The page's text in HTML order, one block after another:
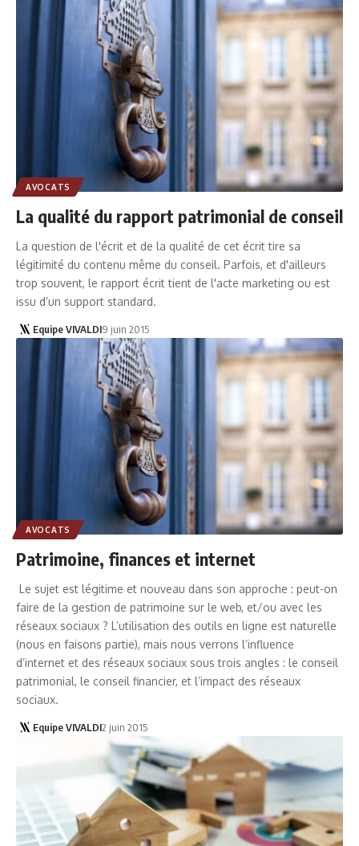
AVOCATS
La qualité du rapport patrimonial de conseil
La question de l'écrit et de la qualité de cet écrit tire sa
légitimité du contenu même du conseil. Parfois, et d'ailleurs
trop souvent, le rapport écrit tient de l'acte marketing ou est
issu d’un support standard.
Equipe VIVALDI9 juin 2015
AVOCATS
Patrimoine, finances et internet
Le sujet est légitime et nouveau dans son approche : peut-on
faire de la gestion de patrimoine sur le web, et/ou avec les
réseaux sociaux ? L’utilisation des outils en ligne est naturelle
(nous en faisons partie), mais nous verrons l’influence
d’internet et des réseaux sociaux sous trois angles : le conseil
patrimonial, le conseil financier, et l’impact des réseaux
sociaux.
Equipe VIVALDI2 juin 2015